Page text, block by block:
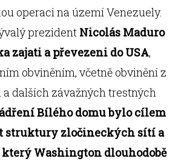
operaci na území Venezuely.
prezident Nicolás Maduro
zajati a převezeni do USA,
obviněním, včetně obvinění z
dalších závažných trestných
Bílého domu bylo cílem
struktury zločineckých sítí a
Washington dlouhodobě